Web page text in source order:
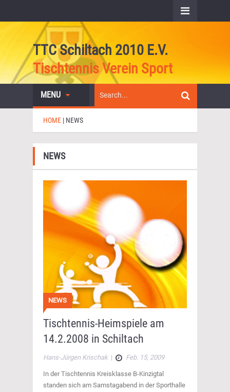
TTC Schiltach 2010 E.V.
Tischtennis Verein Sport
MENU
HOME | NEWS
NEWS
NEWS
Tischtennis-Heimspiele am
14.2.2008 in Schiltach
Hans-Jürgen Krischak| Feb. 15, 2009
In der Tischtennis Kreisklasse B-Kinzigtal
standen sich am Samstagabend in der Sporthalle